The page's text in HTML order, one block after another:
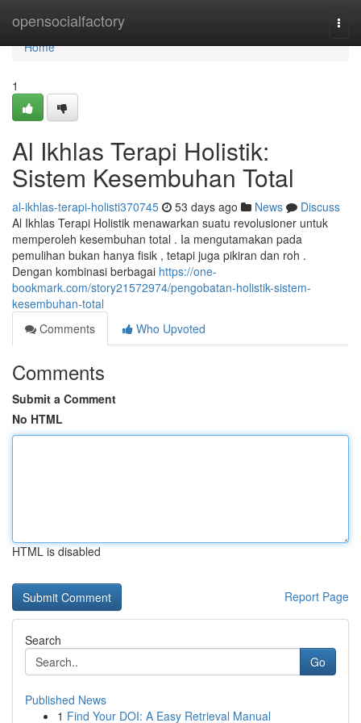
opensocialfactory
Home
Home
1
Al Ikhlas Terapi Holistik:
Sistem Kesembuhan Total
al-ikhlas-terapi-holisti370745 53 days ago News
Discuss
Al Ikhlas Terapi Holistik menawarkan suatu revolusioner untuk
memperoleh kesembuhan total . Ia mengutamakan pada
pemulihan bukan hanya fisik , tetapi juga pikiran dan roh .
Dengan kombinasi berbagai https://one-
bookmark.com/story21572974/pengobatan-holistik-sistem-
kesembuhan-total
Comments
Who Upvoted
Comments
Submit a Comment
No HTML
HTML is disabled
Report Page
Search
Go
Published News
1 Find Your DOI: A Easy Retrieval Manual